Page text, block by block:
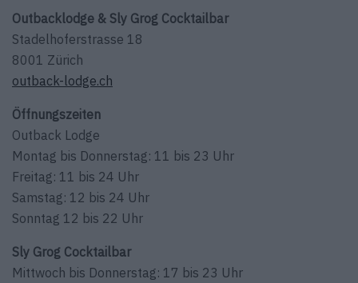
Outbacklodge & Sly Grog Cocktailbar
Stadelhoferstrasse 18
8001 Zürich
outback-lodge.ch
Öffnungszeiten
Outback Lodge
Montag bis Donnerstag: 11 bis 23 Uhr
Freitag: 11 bis 24 Uhr
Samstag: 12 bis 24 Uhr
Sonntag 12 bis 22 Uhr
Sly Grog Cocktailbar
Mittwoch bis Donnerstag: 17 bis 23 Uhr